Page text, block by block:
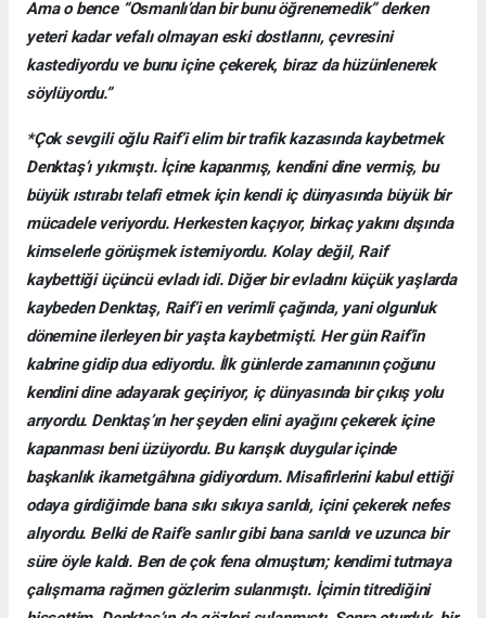
Ama o bence “Osmanlı’dan bir bunu öğrenemedik” derken
yeteri kadar vefalı olmayan eski dostlarını, çevresini
kastediyordu ve bunu içine çekerek, biraz da hüzünlenerek
söylüyordu.”
*Çok sevgili oğlu Raif’i elim bir trafik kazasında kaybetmek
Denktaş’ı yıkmıştı. İçine kapanmış, kendini dine vermiş, bu
büyük ıstırabı telafi etmek için kendi iç dünyasında büyük bir
mücadele veriyordu. Herkesten kaçıyor, birkaç yakını dışında
kimselerle görüşmek istemiyordu. Kolay değil, Raif
kaybettiği üçüncü evladı idi. Diğer bir evladını küçük yaşlarda
kaybeden Denktaş, Raif’i en verimli çağında, yani olgunluk
dönemine ilerleyen bir yaşta kaybetmişti. Her gün Raif’in
kabrine gidip dua ediyordu. İlk günlerde zamanının çoğunu
kendini dine adayarak geçiriyor, iç dünyasında bir çıkış yolu
arıyordu. Denktaş’ın her şeyden elini ayağını çekerek içine
kapanması beni üzüyordu. Bu karışık duygular içinde
başkanlık ikametgâhına gidiyordum. Misafirlerini kabul ettiği
odaya girdiğimde bana sıkı sıkıya sarıldı, içini çekerek nefes
alıyordu. Belki de Raif’e sarılır gibi bana sarıldı ve uzunca bir
süre öyle kaldı. Ben de çok fena olmuştum; kendimi tutmaya
çalışmama rağmen gözlerim sulanmıştı. İçimin titrediğini